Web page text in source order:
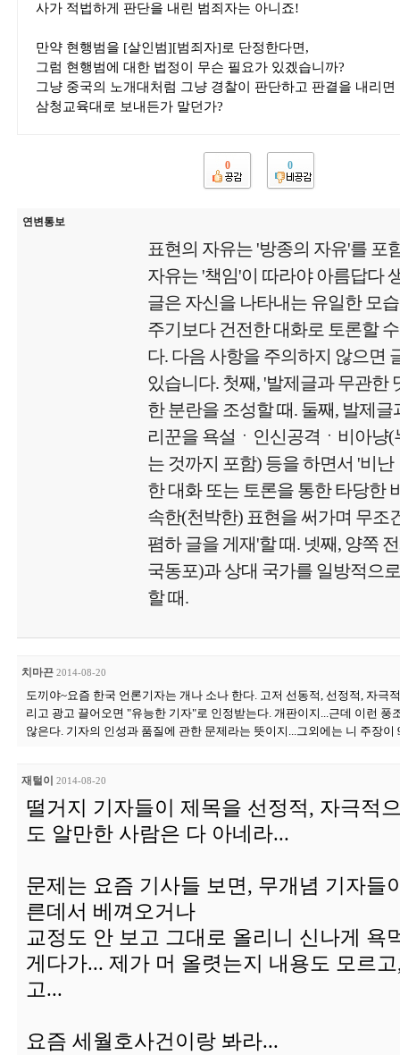
사가 적법하게 판단을 내린 범죄자는 아니죠!
만약 현행범을 [살인범][범죄자]로 단정한다면,
그럼 현행범에 대한 법정이 무슨 필요가 있겠습니까?
그냥 중국의 노개대처럼 그냥 경찰이 판단하고 판결을 내리면
삼청교육대로 보내든가 말던가?
0 0
연변통보
표현의 자유는 '방종의 자유'를 포
자유는 '책임'이 따라야 아름답다
글은 자신을 나타내는 유일한 모
주기보다 건전한 대화로 토론할
다. 다음 사항을 주의하지 않으면
있습니다. 첫째, '발제글과 무관한
한 분란을 조성할 때. 둘째, 발제
리꾼을 욕설ㆍ인신공격ㆍ비아냥
는 것까지 포함) 등을 하면서 '비
한 대화 또는 토론을 통한 타당한
속한(천박한) 표현을 써가며 무조
폄하 글을 게재'할 때. 넷째, 양쪽
국동포)과 상대 국가를 일방적으
할 때.
치마끈 2014-08-20
도끼야~요즘 한국 언론기자는 개나 소나 한다. 고저 선동적, 선정적, 자극
리고 광고 끌어오면 "유능한 기자"로 인정받는다. 개판이지...근데 이런 풍
않은다. 기자의 인성과 품질에 관한 문제라는 뜻이지...그외에는 니 주장이
재털이 2014-08-20
떨거지 기자들이 제목을 선정적, 자극적
도 알만한 사람은 다 아네라...
문제는 요즘 기사들 보면, 무개념 기자들
른데서 베껴오거나
교정도 안 보고 그대로 올리니 신나게 욕
게다가... 제가 머 올렷는지 내용도 모르
고...
요즘 세월호사건이랑 봐라...